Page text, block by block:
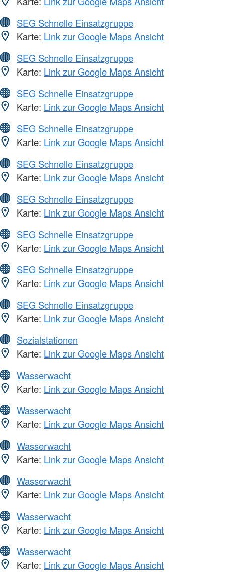
SEG Schnelle Einsatzgruppe
Karte: Link zur Google Maps Ansicht
SEG Schnelle Einsatzgruppe
Karte: Link zur Google Maps Ansicht
SEG Schnelle Einsatzgruppe
Karte: Link zur Google Maps Ansicht
SEG Schnelle Einsatzgruppe
Karte: Link zur Google Maps Ansicht
SEG Schnelle Einsatzgruppe
Karte: Link zur Google Maps Ansicht
SEG Schnelle Einsatzgruppe
Karte: Link zur Google Maps Ansicht
SEG Schnelle Einsatzgruppe
Karte: Link zur Google Maps Ansicht
SEG Schnelle Einsatzgruppe
Karte: Link zur Google Maps Ansicht
SEG Schnelle Einsatzgruppe
Karte: Link zur Google Maps Ansicht
Sozialstationen
Karte: Link zur Google Maps Ansicht
Wasserwacht
Karte: Link zur Google Maps Ansicht
Wasserwacht
Karte: Link zur Google Maps Ansicht
Wasserwacht
Karte: Link zur Google Maps Ansicht
Wasserwacht
Karte: Link zur Google Maps Ansicht
Wasserwacht
Karte: Link zur Google Maps Ansicht
Wasserwacht
Karte: Link zur Google Maps Ansicht